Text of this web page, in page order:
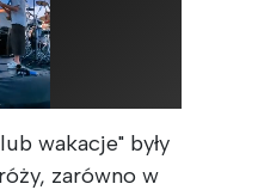
wakacje" były
zarówno w